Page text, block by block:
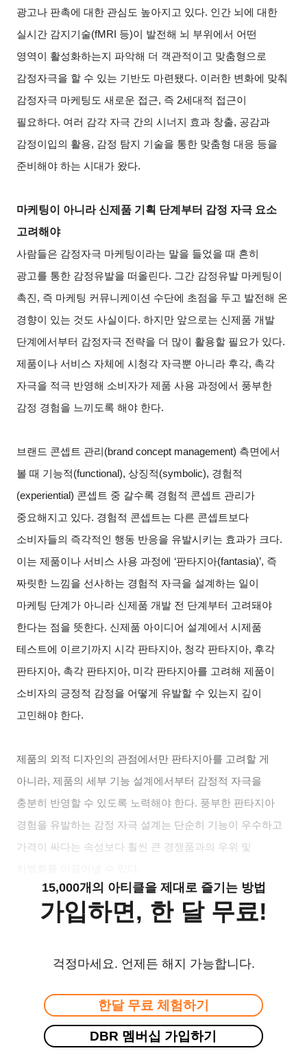
광고나 판촉에 대한 관심도 높아지고 있다. 인간 뇌에 대한
실시간 감지기술(fMRI 등)이 발전해 뇌 부위에서 어떤
영역이 활성화하는지 파악해 더 객관적이고 맞춤형으로
감정자극을 할 수 있는 기반도 마련됐다. 이러한 변화에 맞춰
감정자극 마케팅도 새로운 접근, 즉 2세대적 접근이
필요하다. 여러 감각 자극 간의 시너지 효과 창출, 공감과
감정이입의 활용, 감정 탐지 기술을 통한 맞춤형 대응 등을
준비해야 하는 시대가 왔다.
마케팅이 아니라 신제품 기획 단계부터 감정 자극 요소
고려해야
사람들은 감정자극 마케팅이라는 말을 들었을 때 흔히
광고를 통한 감정유발을 떠올린다. 그간 감정유발 마케팅이
촉진, 즉 마케팅 커뮤니케이션 수단에 초점을 두고 발전해 온
경향이 있는 것도 사실이다. 하지만 앞으로는 신제품 개발
단계에서부터 감정자극 전략을 더 많이 활용할 필요가 있다.
제품이나 서비스 자체에 시청각 자극뿐 아니라 후각, 촉각
자극을 적극 반영해 소비자가 제품 사용 과정에서 풍부한
감정 경험을 느끼도록 해야 한다.
브랜드 콘셉트 관리(brand concept management) 측면에서
볼 때 기능적(functional), 상징적(symbolic), 경험적
(experiential) 콘셉트 중 갈수록 경험적 콘셉트 관리가
중요해지고 있다. 경험적 콘셉트는 다른 콘셉트보다
소비자들의 즉각적인 행동 반응을 유발시키는 효과가 크다.
이는 제품이나 서비스 사용 과정에 ‘판타지아(fantasia)’, 즉
짜릿한 느낌을 선사하는 경험적 자극을 설계하는 일이
마케팅 단계가 아니라 신제품 개발 전 단계부터 고려돼야
한다는 점을 뜻한다. 신제품 아이디어 설계에서 시제품
테스트에 이르기까지 시각 판타지아, 청각 판타지아, 후각
판타지아, 촉각 판타지아, 미각 판타지아를 고려해 제품이
소비자의 긍정적 감정을 어떻게 유발할 수 있는지 깊이
고민해야 한다.
제품의 외적 디자인의 관점에서만 판타지아를 고려할 게
아니라, 제품의 세부 기능 설계에서부터 감정적 자극을
충분히 반영할 수 있도록 노력해야 한다. 풍부한 판타지아
경험을 유발하는 감정 자극 설계는 단순히 기능이 우수하고
가격이 싸다는 속성보다 훨씬 큰 경쟁품과의 우위 및
15,000개의 아티클을 제대로 즐기는 방법
가입하면, 한 달 무료!
걱정마세요. 언제든 해지 가능합니다.
한달 무료 체험하기
DBR 멤버십 가입하기